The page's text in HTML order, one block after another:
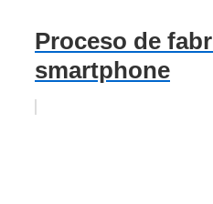
Proceso de
smartphone